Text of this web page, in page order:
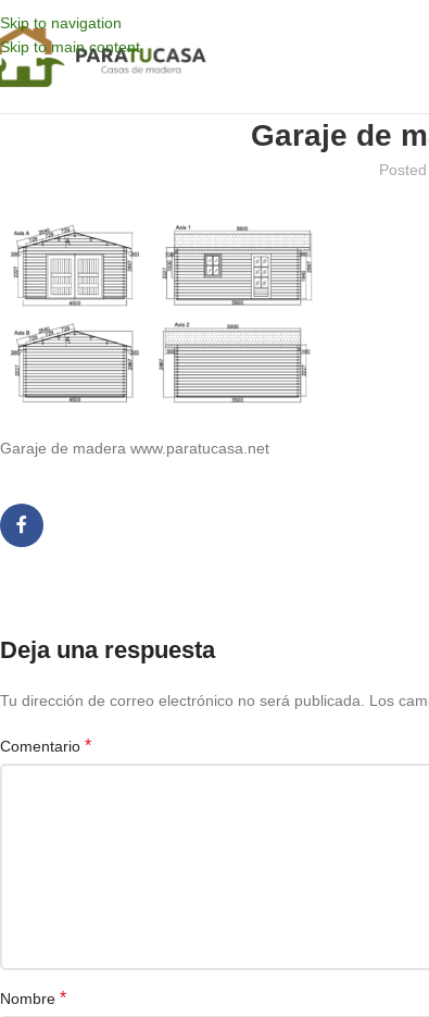
Skip to navigation
Skip to main content
Garaje de
Garaje de madera www.paratucasa.net
Deja una respuesta
Tu dirección de correo electrónico no será publicada. Los
Comentario *
Nombre *